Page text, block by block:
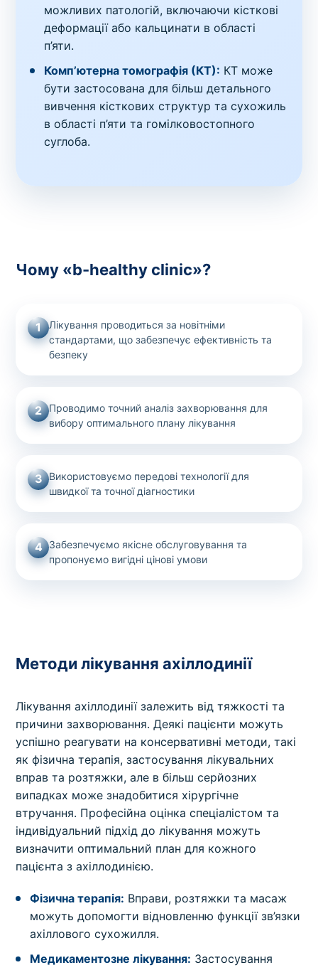
можливих патологій, включаючи кісткові
деформації або кальцинати в області
п’яти.
Комп’ютерна томографія (КТ): КТ може
бути застосована для більш детального
вивчення кісткових структур та сухожиль
в області п’яти та гомілковостопного
суглоба.
Чому «b-healthy clinic»?
1
Лікування проводиться за новітніми
стандартами, що забезпечує ефективність та
безпеку
2
Проводимо точний аналіз захворювання для
вибору оптимального плану лікування
3 Використовуємо передові технології для
швидкої та точної діагностики
4 Забезпечуємо якісне обслуговування та
пропонуємо вигідні цінові умови
Методи лікування ахіллодинії
Лікування ахіллодинії залежить від тяжкості та
причини захворювання. Деякі пацієнти можуть
успішно реагувати на консервативні методи, такі
як фізична терапія, застосування лікувальних
вправ та розтяжки, але в більш серйозних
випадках може знадобитися хірургічне
втручання. Професійна оцінка спеціалістом та
індивідуальний підхід до лікування можуть
визначити оптимальний план для кожного
пацієнта з ахіллодинією.
Фізична терапія: Вправи, розтяжки та масаж
можуть допомогти відновленню функції зв’язки
ахіллового сухожилля.
Медикаментозне лікування: Застосування